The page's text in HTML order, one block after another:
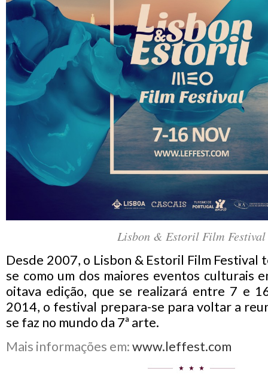
Lisbon & Estoril Film Festival
Desde 2007, o Lisbon & Estoril Film Festival
se como um dos maiores eventos culturais
oitava edição, que se realizará entre 7 e
2014, o festival prepara-se para voltar a
se faz no mundo da 7ª arte.
Mais informações em:www.leffest.com